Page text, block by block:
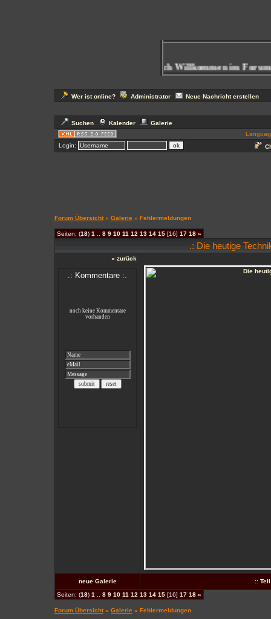
Herzlich Willkommen im Forum
Wer ist online? Administrator Neue Nachricht erstellen
Suchen Kalender
Galerie
Login:
Forum Übersicht» Galerie » Fehlermeldungen
Seiten: (18) 1 8 9 10 11 12 13 14 15 [16] 17 18 »
.: Die heutige
« zurück
.: Kommentare :.
neue Galerie ::
Seiten: (18) 1 8 9 10 11 12 13 14 15 [16] 17 18 »
Forum Übersicht» Galerie » Fehlermeldungen